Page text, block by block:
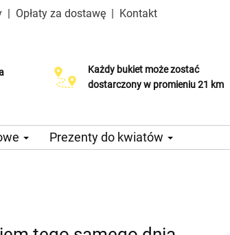
| Opłaty za dostawę | Kontakt
Każdy bukiet może zostać
dostarczony w promieniu 21 km
Usługa Click & Collect
Prezenty do kwiatów